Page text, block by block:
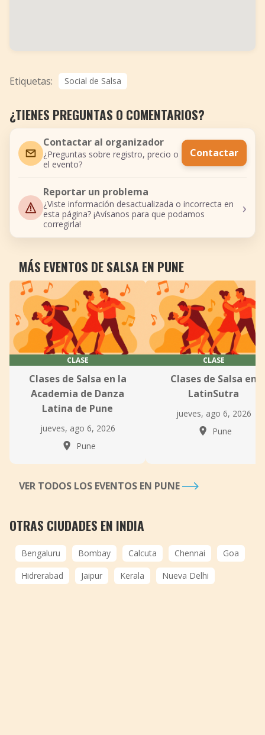
Etiquetas: Social de Salsa
¿TIENES PREGUNTAS O COMENTARIOS?
Contactar al organizador
¿Preguntas sobre registro, precio o
el evento?
Contactar
Reportar un problema
¿Viste información desactualizada o incorrecta en
esta página? ¡Avísanos para que podamos
corregirla!
›
MÁS EVENTOS DE SALSA EN PUNE
CLASE
Clases de Salsa en la
Academia de Danza
Latina de Pune
jueves, ago 6, 2026
Pune
CLASE
Clases de Salsa en
LatinSutra
jueves, ago 6, 2026
Pune
VER TODOS LOS EVENTOS EN PUNE
OTRAS CIUDADES EN INDIA
Bengaluru Bombay Calcuta Chennai
Goa
Hidrerabad
Jaipur Kerala Nueva Delhi